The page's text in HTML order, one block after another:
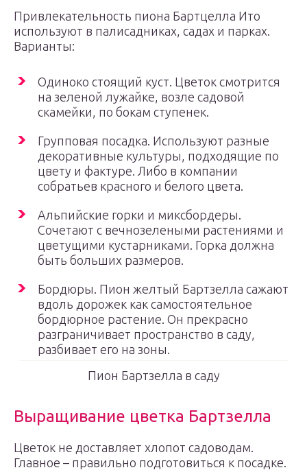
Привлекательность пиона Бартцелла Ито
используют в палисадниках, садах и парках.
Варианты:
Одиноко стоящий куст. Цветок смотрится
на зеленой лужайке, возле садовой
скамейки, по бокам ступенек.
Групповая посадка. Используют разные
декоративные культуры, подходящие по
цвету и фактуре. Либо в компании
собратьев красного и белого цвета.
Альпийские горки и миксбордеры.
Сочетают с вечнозелеными растениями и
цветущими кустарниками. Горка должна
быть больших размеров.
Бордюры. Пион желтый Бартзелла сажают
вдоль дорожек как самостоятельное
бордюрное растение. Он прекрасно
разграничивает пространство в саду,
разбивает его на зоны.
Пион Бартзелла в саду
Выращивание цветка Бартзелла
Цветок не доставляет хлопот садоводам.
Главное – правильно подготовиться к посадке.